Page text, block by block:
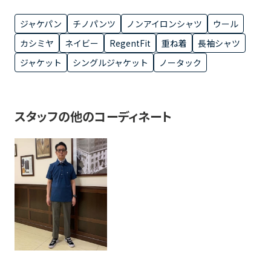
ジャケパン チノパンツ ノンアイロンシャツ
ウール
カシミヤ
ネイビー RegentFit 重ね着
長袖シャツ
ジャケット
シングルジャケット ノータック
スタッフの他のコーディネート